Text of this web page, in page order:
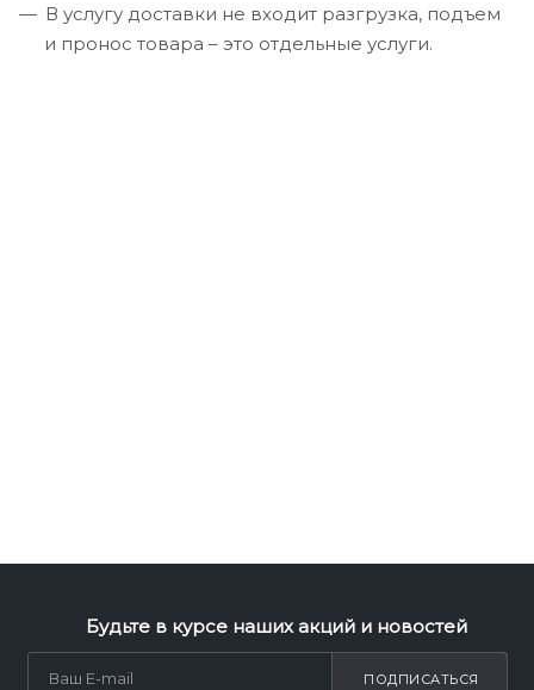
В услугу доставки не входит разгрузка, подъем
и пронос товара – это отдельные услуги.
Будьте в курсе наших акций и новостей
ПОДПИСАТЬСЯ